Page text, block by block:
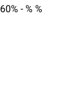
- % %